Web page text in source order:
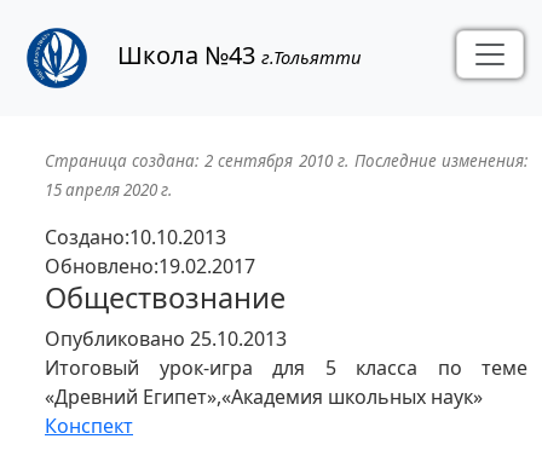
Школа №43 г.Тольятти
Страница создана: 2 сентября 2010 г. Последние изменения:
15 апреля 2020 г.
Создано:10.10.2013
Обновлено:19.02.2017
Обществознание
Опубликовано 25.10.2013
Итоговый урок-игра для 5 класса по теме
«Древний Египет»,«Академия школьных наук»
Конспект